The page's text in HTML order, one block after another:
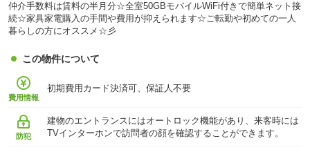
仲介手数料は賃料の半月分☆全室50GBモバイルWiFi付きで簡単ネット接
続☆家具家電購入の手間や費用が抑えられます☆ご転勤や初めての一人
暮らしの方にオススメ☆彡
この物件について
費用情報
初期費用カード決済可、保証人不要
防犯
建物のエントランスにはオートロック機能があり、来客時には
TVインターホンで訪問者の顔を確認することができます。